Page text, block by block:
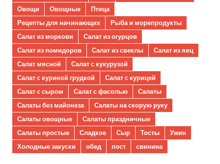
Овощи
Овощные
Птица
Рецепты для начинающих
Рыба и морепродукты
Салат из моркови
Салат из огурцов
Салат из помидоров
Салат из свеклы
Салат из яиц
Салат мясной
Салат с кукурузой
Салат с куриной грудкой
Салат с курицей
Салат с сыром
Салат с фасолью
Салаты
Салаты без майонеза
Салаты на скорую руку
Салаты овощные
Салаты праздничные
Салаты простые
Сладкое Сыр Тосты
Ужин
Холодные закуски
обед пост свинина